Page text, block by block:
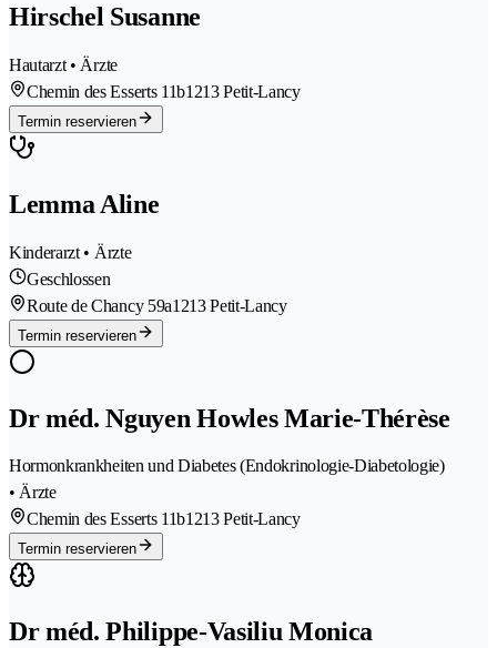
Hirschel Susanne
Hautarzt • Ärzte
Chemin des Esserts 11b1213 Petit-Lancy
Termin reservieren
Lemma Aline
Kinderarzt • Ärzte
Geschlossen
Route de Chancy 59a1213 Petit-Lancy
Termin reservieren
Dr méd. Nguyen Howles Marie-Thérèse
Hormonkrankheiten und Diabetes (Endokrinologie-Diabetologie)
• Ärzte
Chemin des Esserts 11b1213 Petit-Lancy
Termin reservieren
Dr méd. Philippe-Vasiliu Monica